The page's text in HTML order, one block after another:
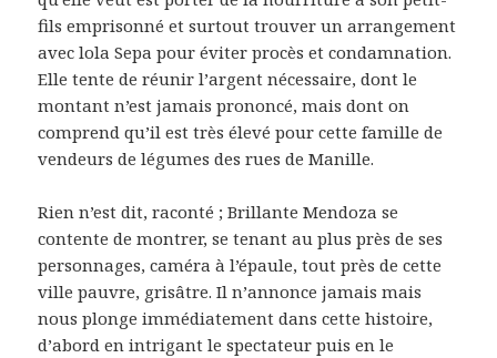
fils emprisonné et surtout trouver un arrangement
avec lola Sepa pour éviter procès et condamnation.
Elle tente de réunir l’argent nécessaire, dont le
montant n’est jamais prononcé, mais dont on
comprend qu’il est très élevé pour cette famille de
vendeurs de légumes des rues de Manille.
Rien n’est dit, raconté ; Brillante Mendoza se
contente de montrer, se tenant au plus près de ses
personnages, caméra à l’épaule, tout près de cette
ville pauvre, grisâtre. Il n’annonce jamais mais
nous plonge immédiatement dans cette histoire,
d’abord en intrigant le spectateur puis en le